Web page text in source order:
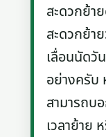
สะดวกย้า
สะดวกย้า
เลื่อนนัดวั
อย่างครับ
สามารถบอ
เวลาย้าย